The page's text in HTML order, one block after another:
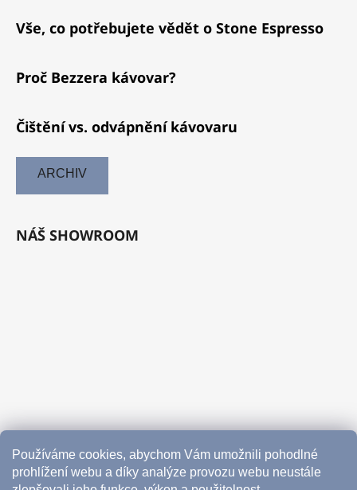
Používáme cookies, abychom Vám umožnili pohodlné
prohlížení webu a díky analýze provozu webu neustále
Vše, co potřebujete vědět o Stone Espresso
Proč Bezzera kávovar?
Čištění vs. odvápnění kávovaru
ARCHIV
NÁŠ SHOWROOM